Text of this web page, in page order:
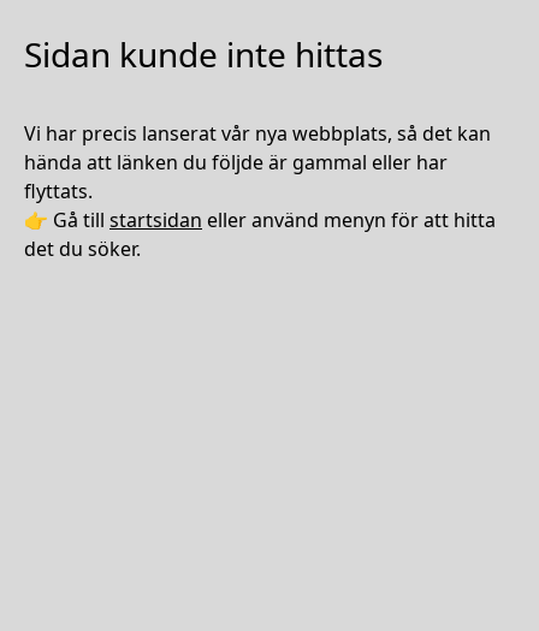
Sidan kunde inte hittas
Vi har precis lanserat vår nya webbplats, så det kan
hända att länken du följde är gammal eller har
flyttats.
👉 Gå till startsidan eller använd menyn för att hitta
det du söker.